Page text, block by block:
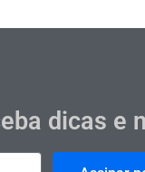
dicas e